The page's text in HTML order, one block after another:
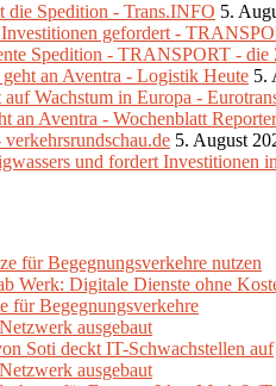
die Spedition - Trans.INFO 5.
gefordert -
Spedition - TRANSPORT -
an Aventra - Logistik Heute 5.
Wachstum in Europa -
an Aventra - Wochenblatt Reporter
5. August
und fordert Investitionen
für Begegnungsverkehre nutzen
Werk: Digitale Dienste ohne
für Begegnungsverkehre
ausgebaut
Soti deckt IT-Schwachstellen auf
ausgebaut